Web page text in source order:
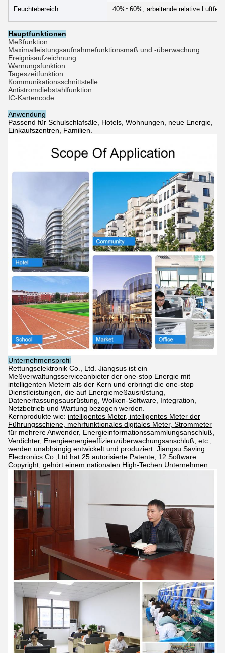
Feuchtebereich 40%~60%, arbeitende relative
Hauptfunktionen
Meßfunktion
Maximalleistungsaufnahmefunktionsmaß und -überwachung
Ereignisaufzeichnung
Warnungsfunktion
Tageszeitfunktion
Kommunikationsschnittstelle
Antistromdiebstahlfunktion
IC-Kartencode
Anwendung
Passend für Schulschlafsäle, Hotels, Wohnungen, neue Energie,
Einkaufszentren, Familien.
Unternehmensprofil
Rettungselektronik Co., Ltd. Jiangsus ist ein
Meßverwaltungsserviceanbieter der one-stop Energie mit
intelligenten Metern als der Kern und erbringt die one-stop
Dienstleistungen, die auf Energiemeßausrüstung,
Datenerfassungsausrüstung, Wolken-Software, Integration,
Netzbetrieb und Wartung bezogen werden.
Kernprodukte wie: intelligentes Meter, intelligentes Meter der
Führungsschiene, mehrfunktionales digitales Meter, Strommeter
für mehrere Anwender, Energieinformationssammlungsanschluß,
Verdichter, Energieenergieeffizienzüberwachungsanschluß, etc.,
werden unabhängig entwickelt und produziert. Jiangsu Saving
Electronics Co.,Ltd hat 25 autorisierte Patente, 12 Software
Copyright, gehört einem nationalen High-Techen Unternehmen.